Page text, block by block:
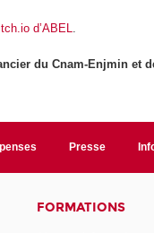
d’ABEL
du Cnam-Enjmin et
Presse
FORMATIONS